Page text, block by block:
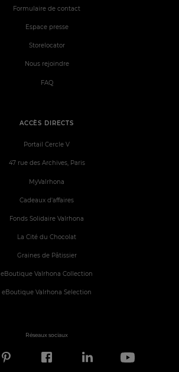
ACCÈS DIRECTS
Portail Cercle V
47 rue des Archives, Paris
MyValrhona
Cadeaux d'affaires
Fonds Solidaire Valrhona
La Cité du Chocolat
Graines de Pâtissier
eBoutique Valrhona Collection
eBoutique Valrhona Selection
Formulaire de contact
Espace presse
Storelocator
Nous rejoindre
FAQ
Réseaux sociaux